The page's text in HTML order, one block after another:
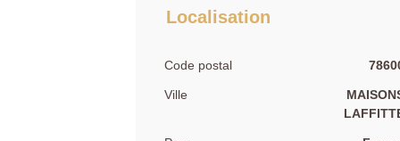
Localisation
Code postal
Ville